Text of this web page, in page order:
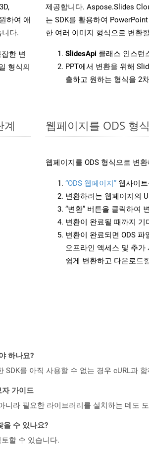
하여 애
다.
한 변
형식의
제공합니다. Aspose.Slides
는 SDK를 활용하여 PowerPoint
한 여러 이미지 형식으로 변환
SlidesApi 클래스 인스턴
PPT에서 변환을 위해
출하고 원하는 형식을 2
계 웹페이지를 ODS 형
웹페이지를 ODS 형식으로 변
“ODS 웹페이지” 웹사이
변환하려는 웹페이지의
“변환” 버튼을 클릭하여
변환이 완료될 때까지 기
변환이 완료되면 ODS
오프라인 액세스 및 추가
쉽게 변환하고 다운로드
하나요?
를 아직 사용할 수 없는 경우 cURL과
자 가이드
라 필요한 라이브러리를 설치하는 데도
을 수 있나요?
할 수 있습니다.